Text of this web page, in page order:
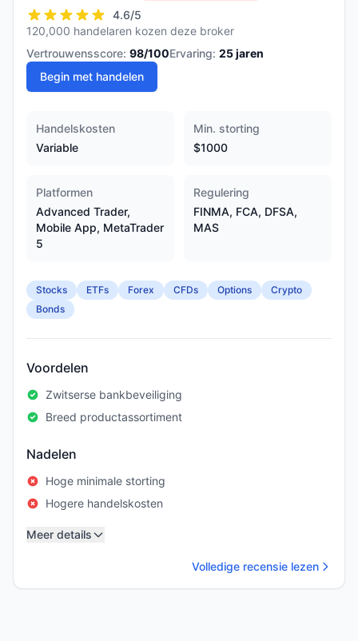
4.6/5
120,000 handelaren kozen deze broker
Vertrouwensscore: 98/100Ervaring: 25jaren
Begin met handelen
Handelskosten
Variable
Min. storting
$1000
Platformen
Advanced Trader,
Mobile App, MetaTrader
5
Regulering
FINMA, FCA, DFSA,
MAS
Stocks ETFs Forex CFDs Options
Crypto
Bonds
Voordelen
Zwitserse bankbeveiliging
Breed productassortiment
Nadelen
Hoge minimale storting
Hogere handelskosten
Meer details
Volledige recensie lezen